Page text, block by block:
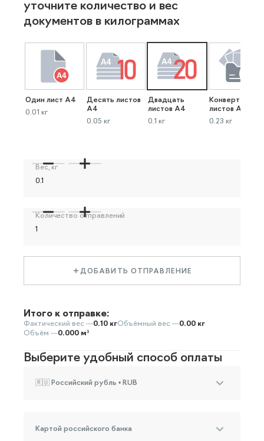
уточните количество и вес
документов в килограммах
Один лист А4
0.01 кг
Десять листов
А4
0.05 кг
Двадцать
листов А4
0.1 кг
Конверт до 40
листов А4
0.23 кг
Вес, кг
Количество отправлений
ДОБАВИТЬ ОТПРАВЛЕНИЕ
Итого к отправке:
Фактический вес —0.10 кгОбъёмный вес —0.00 кг
Объём —0.000 м³
Выберите удобный способ оплаты
🇷🇺 Российский рубль • RUB
Картой российского банка